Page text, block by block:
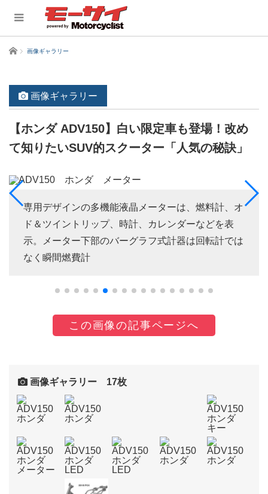
ホーム 画像ギャラリー
画像ギャラリー
【ホンダ ADV150】白い限定車も登場！改め
て知りたいSUV的スクーター「人気の秘訣」
専用デザインの多機能液晶メーターは、燃料計、オ
ド＆ツイントリップ、時計、カレンダーなどを表
示。メーター下部のバーグラフ式計器は回転計では
なく瞬間燃費計
この画像の記事ページへ
画像ギャラリー 17枚